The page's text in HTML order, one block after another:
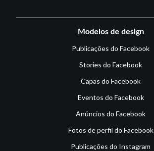
Modelos de design
Publicações do Facebook
Stories do Facebook
Capas do Facebook
Eventos do Facebook
Anúncios do Facebook
Fotos de perfil do Facebook
Publicações do Instagram